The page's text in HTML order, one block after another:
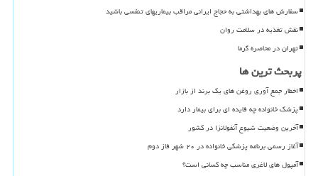
سفارش های بهداشتی به حجاج ایرانی مراقب بیماریهای تنفسی باشید
نقش تغذیه در سلامت روان
تهران در محاصره گرما
پربحث ترین ها
اخطار جمع آوری روغن های یک برند از بازار
پزشک خانواده چه فایده ای برای بیمار دارد
آخرین وضعیت شیوع آنفولانزا در کشور
آغاز رسمی برنامه پزشکی خانواده در ۲۰ شهر فاز دوم
آمپول های لاغری مناسب چه کسانی است؟